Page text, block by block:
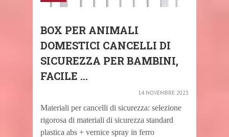
BOX PER ANIMALI
DOMESTICI CANCELLI DI
SICUREZZA PER BAMBINI,
FACILE ...
14 NOVEMBRE 2023
Materiali per cancelli di sicurezza: selezione
rigorosa di materiali di sicurezza standard
plastica abs + vernice spray in ferro